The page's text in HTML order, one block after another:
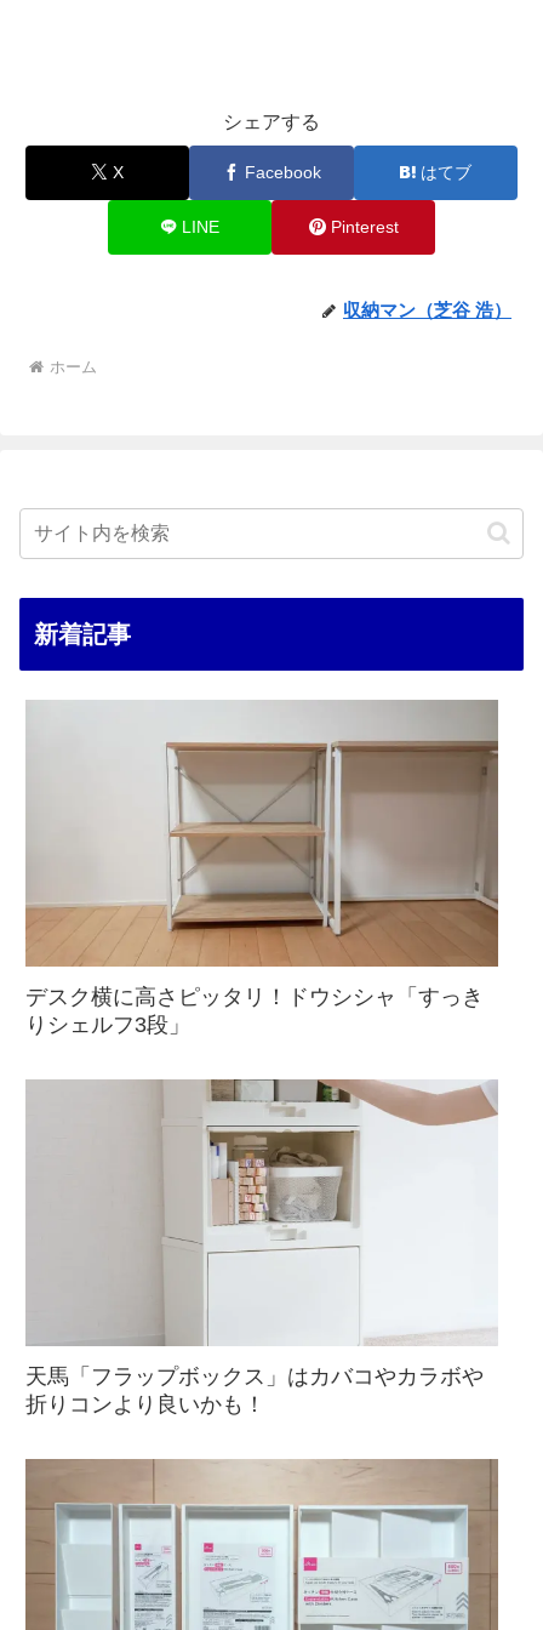
シェアする
X Facebook はてブ
LINE Pinterest
収納マン（芝谷 浩）
ホーム
新着記事
デスク横に高さピッタリ！ドウシシャ「すっき
りシェルフ3段」
天馬「フラップボックス」はカバコやカラボや
折りコンより良いかも！